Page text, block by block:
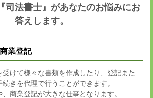
司法書士』があなたのお悩みにお
答えします。
業登記
受けて様々な書類を作成したり、登記また
きを代理で行うことができます。
商業登記が大きな仕事となります。